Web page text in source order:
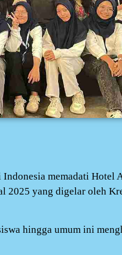
Indonesia memadati Hotel
2025 yang digelar oleh
hingga umum ini